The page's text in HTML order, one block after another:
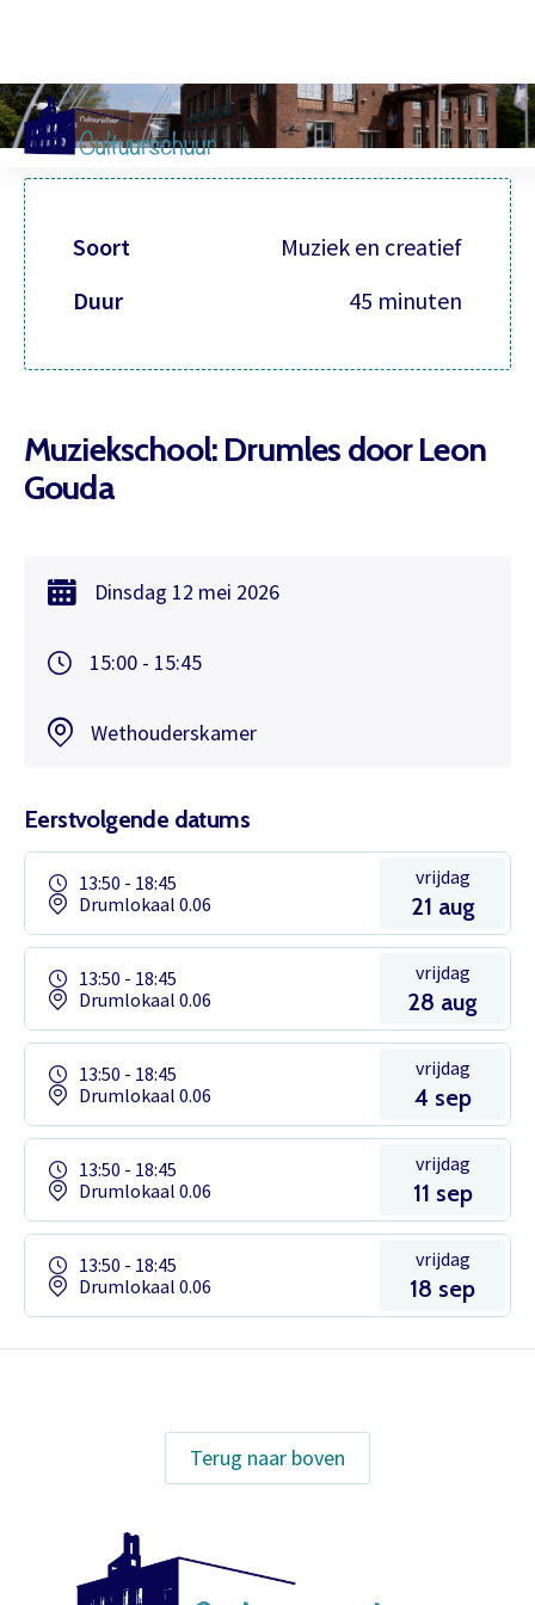
gratis toegang tot totaal 17
voorstellingen.
waardoor per voorstelling maar één
kaart gratis besteld kan worden. Bij
Muziekschool: Drumles door Leon
Gouda
Dinsdag 12 mei 2026
15:00 - 15:45
Wethouderskamer
Eerstvolgende datums
13:50 - 18:45
Drumlokaal 0.06
vrijdag
21 aug
13:50 - 18:45
Drumlokaal 0.06
vrijdag
28 aug
13:50 - 18:45
Drumlokaal 0.06
vrijdag
4 sep
13:50 - 18:45
Drumlokaal 0.06
vrijdag
11 sep
13:50 - 18:45
Drumlokaal 0.06
vrijdag
18 sep
Soort
Muziek en creatief
Duur
45 minuten
Terug naar boven